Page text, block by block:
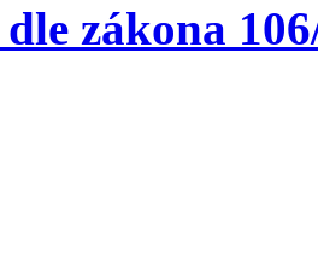
zákona